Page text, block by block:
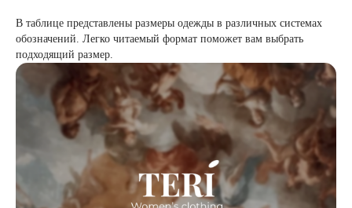
В таблице представлены размеры одежды в различных системах
обозначений. Легко читаемый формат поможет вам выбрать
подходящий размер.